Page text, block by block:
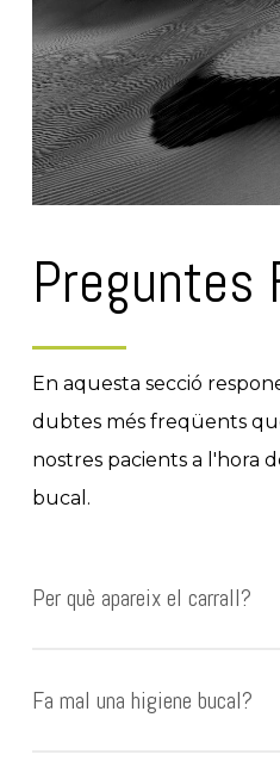
Preguntes
En aquesta secció
dubtes més freqüents
nostres pacients a l'hora
bucal.
Per què apareix el carrall?
per el tipus de saliva, que
Fa mal una higiene bucal?